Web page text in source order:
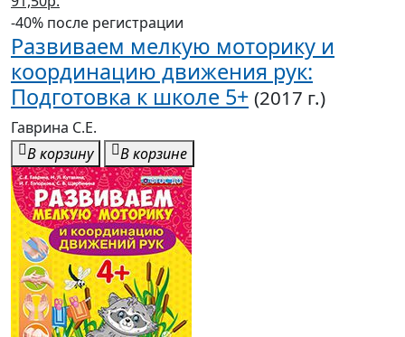
-40% после регистрации
Развиваем мелкую моторику и
координацию движения рук:
Подготовка к школе 5+ (2017 г.)
Гаврина С.Е.
В корзину
В корзине